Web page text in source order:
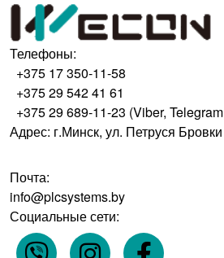
Телефоны:
+375 17 350-11-58
+375 29 542 41 61
+375 29 689-11-23 (Viber,
Адрес: г.Минск, ул. Петруся
Почта:
info@plcsystems.by
Социальные сети: